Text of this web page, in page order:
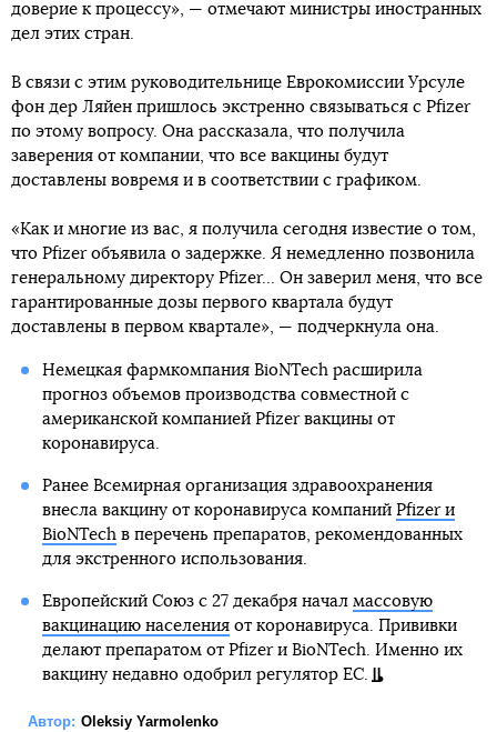
доверие к процессу», — отмечают министры иностранных
дел этих стран.
В связи с этим руководительнице Еврокомиссии Урсуле
фон дер Ляйен пришлось экстренно связываться с Pfizer
по этому вопросу. Она рассказала, что получила
заверения от компании, что все вакцины будут
доставлены вовремя и в соответствии с графиком.
«Как и многие из вас, я получила сегодня известие о том,
что Pfizer объявила о задержке. Я немедленно позвонила
генеральному директору Pfizer... Он заверил меня, что все
гарантированные дозы первого квартала будут
доставлены в первом квартале», — подчеркнула она.
Немецкая фармкомпания BioNTech расширила
прогноз объемов производства совместной с
американской компанией Pfizer вакцины от
коронавируса.
Ранее Всемирная организация здравоохранения
внесла вакцину от коронавируса компаний Pfizer и
BioNTechв перечень препаратов, рекомендованных
для экстренного использования.
Европейский Союз с 27 декабря начал массовую
вакцинацию населенияот коронавируса. Прививки
делают препаратом от Pfizer и BioNTech. Именно их
вакцину недавно одобрил регулятор ЕС.
Автор: Oleksiy Yarmolenko